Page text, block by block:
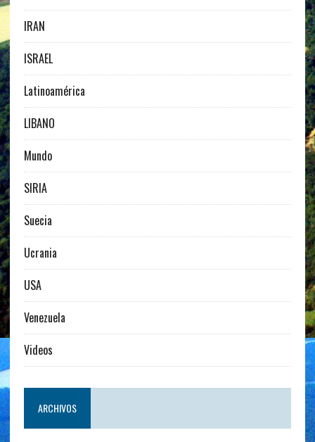
IRAN
ISRAEL
Latinoamérica
LIBANO
Mundo
SIRIA
Suecia
Ucrania
USA
Venezuela
Videos
ARCHIVOS